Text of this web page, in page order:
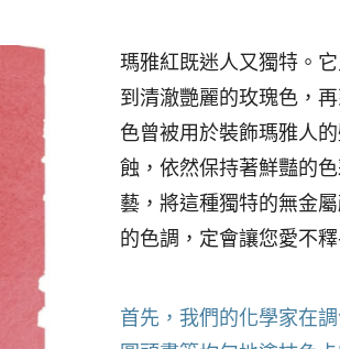
瑪雅紅既迷人又獨特。
到清澈艷麗的玫瑰色，
色曾被用於裝飾瑪雅人
蝕，依然保持著鮮豔的
藝，將這種獨特的無金
的色調，定會讓您愛不
首先，我們的化學家在